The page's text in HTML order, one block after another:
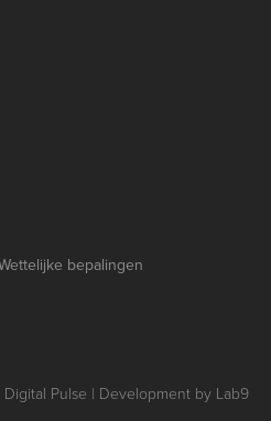
bepalingen
Pulse | Development by Lab9